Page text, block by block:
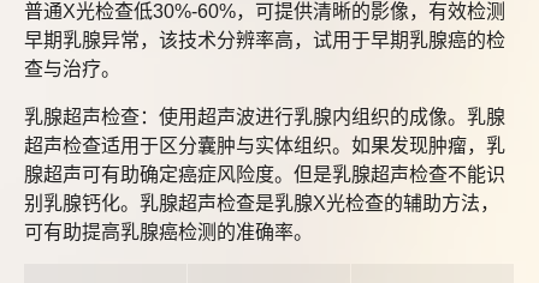
普通X光检查低30%-60%，可提供清晰的影像，有效检测
早期乳腺异常，该技术分辨率高，试用于早期乳腺癌的检
查与治疗。
乳腺超声检查：使用超声波进行乳腺内组织的成像。乳腺
超声检查适用于区分囊肿与实体组织。如果发现肿瘤，乳
腺超声可有助确定癌症风险度。但是乳腺超声检查不能识
别乳腺钙化。乳腺超声检查是乳腺X光检查的辅助方法，
可有助提高乳腺癌检测的准确率。